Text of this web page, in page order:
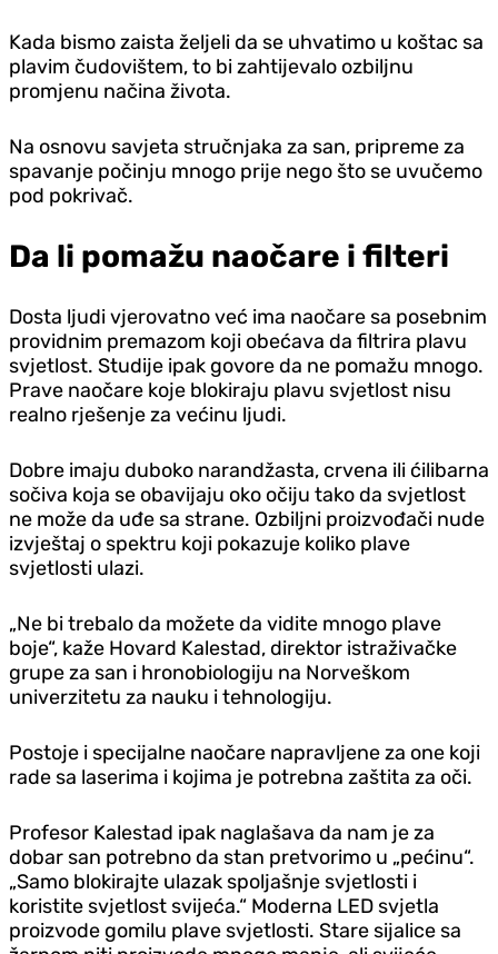
Kada bismo zaista željeli da se uhvatimo u koštac sa
plavim čudovištem, to bi zahtijevalo ozbiljnu
promjenu načina života.
Na osnovu savjeta stručnjaka za san, pripreme za
spavanje počinju mnogo prije nego što se uvučemo
pod pokrivač.
Da li pomažu naočare i filteri
Dosta ljudi vjerovatno već ima naočare sa posebnim
providnim premazom koji obećava da filtrira plavu
svjetlost. Studije ipak govore da ne pomažu mnogo.
Prave naočare koje blokiraju plavu svjetlost nisu
realno rješenje za većinu ljudi.
Dobre imaju duboko narandžasta, crvena ili ćilibarna
sočiva koja se obavijaju oko očiju tako da svjetlost
ne može da uđe sa strane. Ozbiljni proizvođači nude
izvještaj o spektru koji pokazuje koliko plave
svjetlosti ulazi.
„Ne bi trebalo da možete da vidite mnogo plave
boje“, kaže Hovard Kalestad, direktor istraživačke
grupe za san i hronobiologiju na Norveškom
univerzitetu za nauku i tehnologiju.
Postoje i specijalne naočare napravljene za one koji
rade sa laserima i kojima je potrebna zaštita za oči.
Profesor Kalestad ipak naglašava da nam je za
dobar san potrebno da stan pretvorimo u „pećinu“.
„Samo blokirajte ulazak spoljašnje svjetlosti i
koristite svjetlost svijeća.“ Moderna LED svjetla
proizvode gomilu plave svjetlosti. Stare sijalice sa